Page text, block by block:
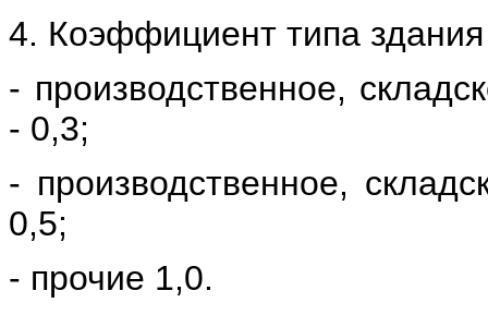
4. Коэффициент типа
- производственное,
- 0,3;
- производственное,
0,5;
- прочие 1,0.